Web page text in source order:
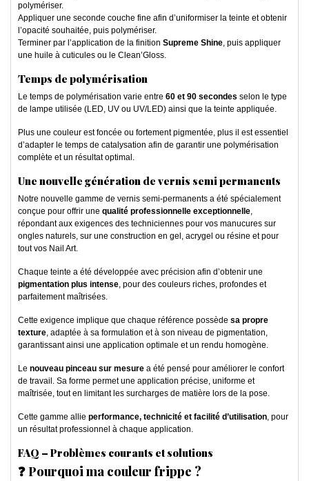
polymériser.
Appliquer une seconde couche fine afin d’uniformiser la teinte et obtenir
l’opacité souhaitée, puis polymériser.
Terminer par l’application de la finition Supreme Shine, puis appliquer
une huile à cuticules ou le Clean’Gloss.
Temps de polymérisation
Le temps de polymérisation varie entre 60 et 90 secondes selon le type
de lampe utilisée (LED, UV ou UV/LED) ainsi que la teinte appliquée.
Plus une couleur est foncée ou fortement pigmentée, plus il est essentiel
d’adapter le temps de catalysation afin de garantir une polymérisation
complète et un résultat optimal.
Une nouvelle génération de vernis semi permanents
Notre nouvelle gamme de vernis semi-permanents a été spécialement
conçue pour offrir une qualité professionnelle exceptionnelle,
répondant aux exigences des techniciennes pour vos manucures sur
ongles naturels, sur une construction en gel, acrygel ou résine et pour
tout vos Nail Art.
Chaque teinte a été développée avec précision afin d’obtenir une
pigmentation plus intense, pour des couleurs riches, profondes et
parfaitement maîtrisées.
Cette exigence implique que chaque référence possède sa propre
texture, adaptée à sa formulation et à son niveau de pigmentation,
garantissant ainsi une application optimale et un rendu homogène.
Le nouveau pinceau sur mesure a été pensé pour améliorer le confort
de travail. Sa forme permet une application précise, uniforme et
maîtrisée, tout en limitant les surcharges de matière lors de la pose.
Cette gamme allie performance, technicité et facilité d’utilisation, pour
un résultat professionnel à chaque application.
FAQ – Problèmes courants et solutions
❓ Pourquoi ma couleur frippe ?